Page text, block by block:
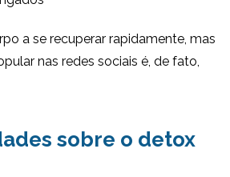
a se recuperar rapidamente, mas
nas redes sociais é, de fato,
sobre o detox